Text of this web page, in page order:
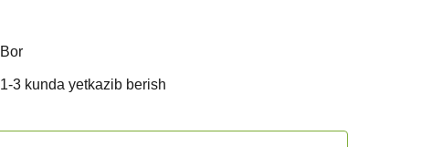
Bor
1-3 kunda yetkazib berish